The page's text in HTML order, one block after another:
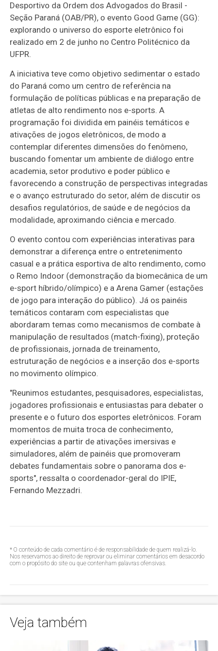
Desportivo da Ordem dos Advogados do Brasil -
Seção Paraná (OAB/PR), o evento Good Game (GG):
explorando o universo do esporte eletrônico foi
realizado em 2 de junho no Centro Politécnico da
UFPR.
A iniciativa teve como objetivo sedimentar o estado
do Paraná como um centro de referência na
formulação de políticas públicas e na preparação de
atletas de alto rendimento nos e-sports. A
programação foi dividida em painéis temáticos e
ativações de jogos eletrônicos, de modo a
contemplar diferentes dimensões do fenômeno,
buscando fomentar um ambiente de diálogo entre
academia, setor produtivo e poder público e
favorecendo a construção de perspectivas integradas
e o avanço estruturado do setor, além de discutir os
desafios regulatórios, de saúde e de negócios da
modalidade, aproximando ciência e mercado.
O evento contou com experiências interativas para
demonstrar a diferença entre o entretenimento
casual e a prática esportiva de alto rendimento, como
o Remo Indoor (demonstração da biomecânica de um
e-sport híbrido/olímpico) e a Arena Gamer (estações
de jogo para interação do público). Já os painéis
temáticos contaram com especialistas que
abordaram temas como mecanismos de combate à
manipulação de resultados (match-fixing), proteção
de profissionais, jornada de treinamento,
estruturação de negócios e a inserção dos e-sports
no movimento olímpico.
"Reunimos estudantes, pesquisadores, especialistas,
jogadores profissionais e entusiastas para debater o
presente e o futuro dos esportes eletrônicos. Foram
momentos de muita troca de conhecimento,
experiências a partir de ativações imersivas e
simuladores, além de painéis que promoveram
debates fundamentais sobre o panorama dos e-
sports", ressalta o coordenador-geral do IPIE,
Fernando Mezzadri.
* O conteúdo de cada comentário é de responsabilidade de quem realizá-lo.
Nos reservamos ao direito de reprovar ou eliminar comentários em desacordo
com o propósito do site ou que contenham palavras ofensivas.
Veja também